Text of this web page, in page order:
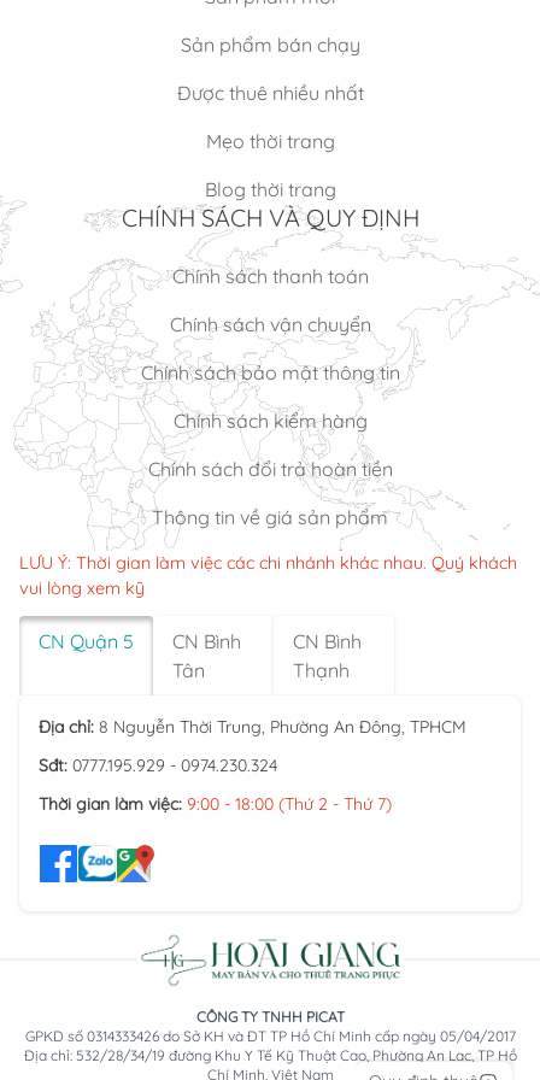
Sản phẩm bán chạy
Được thuê nhiều nhất
Mẹo thời trang
Blog thời trang
CHÍNH SÁCH VÀ QUY ĐỊNH
Chính sách thanh toán
Chính sách vận chuyển
Chính sách bảo mật thông tin
Chính sách kiểm hàng
Chính sách đổi trả hoàn tiền
Thông tin về giá sản phẩm
LƯU Ý: Thời gian làm việc các chi nhánh khác nhau. Quý khách
vui lòng xem kỹ
CN Quận 5
CN Bình
Tân
CN Bình
Thạnh
Địa chỉ: 8 Nguyễn Thời Trung, Phường An Đông, TPHCM
Sđt: 0777.195.929 - 0974.230.324
Thời gian làm việc: 9:00 - 18:00 (Thứ 2 - Thứ 7)
CÔNG TY TNHH PICAT
GPKD số 0314333426 do Sở KH và ĐT TP Hồ Chí Minh cấp ngày 05/04/2017
Địa chỉ: 532/28/34/19 đường Khu Y Tế Kỹ Thuật Cao, Phường An Lạc, TP Hồ
Chí Minh, Việt Nam